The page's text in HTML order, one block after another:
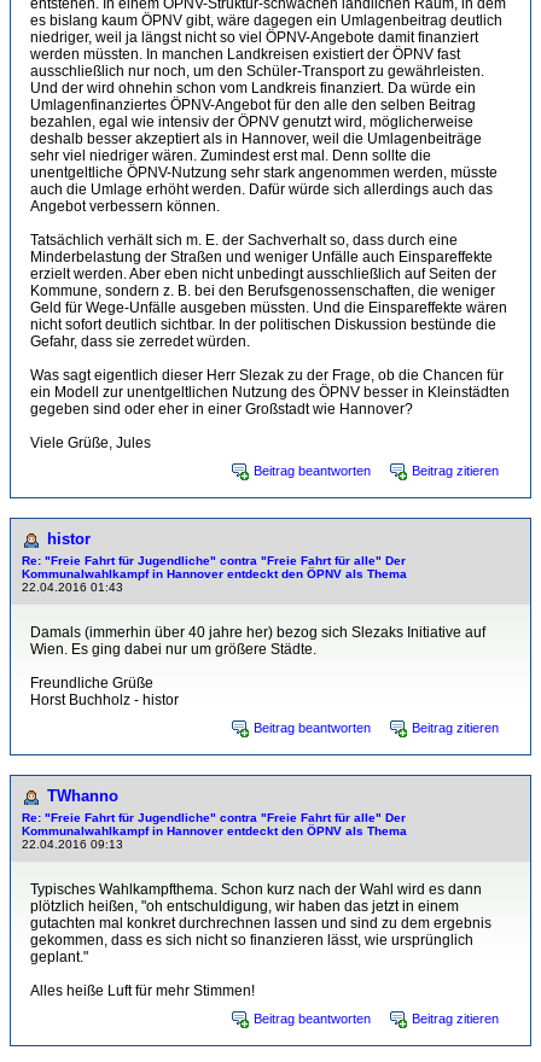
entstehen. In einem ÖPNV-Struktur-schwachen ländlichen Raum, in dem
es bislang kaum ÖPNV gibt, wäre dagegen ein Umlagenbeitrag deutlich
niedriger, weil ja längst nicht so viel ÖPNV-Angebote damit finanziert
werden müssten. In manchen Landkreisen existiert der ÖPNV fast
ausschließlich nur noch, um den Schüler-Transport zu gewährleisten.
Und der wird ohnehin schon vom Landkreis finanziert. Da würde ein
Umlagenfinanziertes ÖPNV-Angebot für den alle den selben Beitrag
bezahlen, egal wie intensiv der ÖPNV genutzt wird, möglicherweise
deshalb besser akzeptiert als in Hannover, weil die Umlagenbeiträge
sehr viel niedriger wären. Zumindest erst mal. Denn sollte die
unentgeltliche ÖPNV-Nutzung sehr stark angenommen werden, müsste
auch die Umlage erhöht werden. Dafür würde sich allerdings auch das
Angebot verbessern können.
Tatsächlich verhält sich m. E. der Sachverhalt so, dass durch eine
Minderbelastung der Straßen und weniger Unfälle auch Einspareffekte
erzielt werden. Aber eben nicht unbedingt ausschließlich auf Seiten der
Kommune, sondern z. B. bei den Berufsgenossenschaften, die weniger
Geld für Wege-Unfälle ausgeben müssten. Und die Einspareffekte wären
nicht sofort deutlich sichtbar. In der politischen Diskussion bestünde die
Gefahr, dass sie zerredet würden.
Was sagt eigentlich dieser Herr Slezak zu der Frage, ob die Chancen für
ein Modell zur unentgeltlichen Nutzung des ÖPNV besser in Kleinstädten
gegeben sind oder eher in einer Großstadt wie Hannover?
Viele Grüße, Jules
Beitrag beantworten Beitrag zitieren
histor
Re: "Freie Fahrt für Jugendliche" contra "Freie Fahrt für alle" Der
Kommunalwahlkampf in Hannover entdeckt den ÖPNV als Thema
22.04.2016 01:43
Damals (immerhin über 40 jahre her) bezog sich Slezaks Initiative auf
Wien. Es ging dabei nur um größere Städte.
Freundliche Grüße
Horst Buchholz - histor
Beitrag beantworten Beitrag zitieren
TWhanno
Re: "Freie Fahrt für Jugendliche" contra "Freie Fahrt für alle" Der
Kommunalwahlkampf in Hannover entdeckt den ÖPNV als Thema
22.04.2016 09:13
Typisches Wahlkampfthema. Schon kurz nach der Wahl wird es dann
plötzlich heißen, "oh entschuldigung, wir haben das jetzt in einem
gutachten mal konkret durchrechnen lassen und sind zu dem ergebnis
gekommen, dass es sich nicht so finanzieren lässt, wie ursprünglich
geplant."
Alles heiße Luft für mehr Stimmen!
Beitrag beantworten Beitrag zitieren